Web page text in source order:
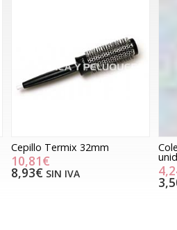
Cepillo Termix 32mm
10,81€
8,93€ SIN IVA